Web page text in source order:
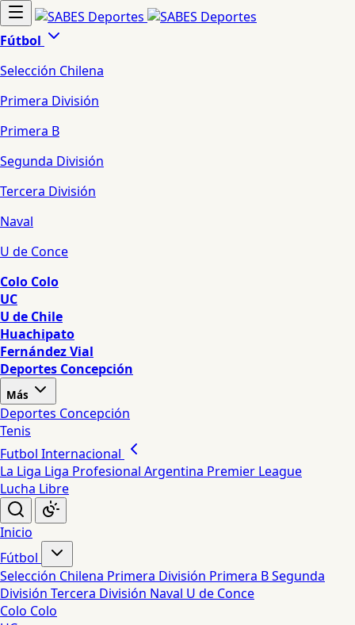
Fútbol
Selección Chilena
Primera División
Primera B
Segunda División
Tercera División
Naval
U de Conce
Colo Colo
UC
U de Chile
Huachipato
Fernández Vial
Deportes Concepción
Más
Deportes Concepción
Tenis
Futbol Internacional
La Liga Liga Profesional Argentina Premier League
Lucha Libre
Inicio
Fútbol
Selección Chilena Primera División Primera BSegunda
División Tercera División Naval U de Conce
Colo Colo